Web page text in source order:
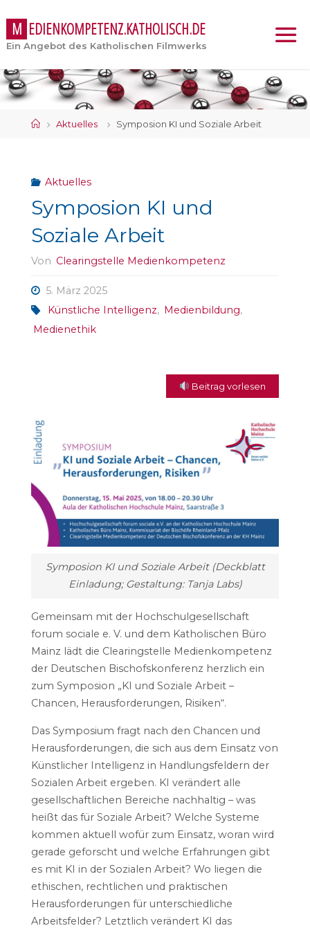
M EDIENKOMPETENZ.KATHOLISCH.DE
Ein Angebot des Katholischen Filmwerks
StartAktuelles Symposion KI und Soziale Arbeit
Aktuelles
Symposion KI und
Soziale Arbeit
Von Clearingstelle Medienkompetenz
5. März 2025
Künstliche Intelligenz, Medienbildung,
Medienethik
Beitrag vorlesen
Symposion KI und Soziale Arbeit (Deckblatt
Einladung; Gestaltung: Tanja Labs)
Gemeinsam mit der Hochschulgesellschaft
forum sociale e. V. und dem Katholischen Büro
Mainz lädt die Clearingstelle Medienkompetenz
der Deutschen Bischofskonferenz herzlich ein
zum Symposion „KI und Soziale Arbeit –
Chancen, Herausforderungen, Risiken“.
Das Symposium fragt nach den Chancen und
Herausforderungen, die sich aus dem Einsatz von
Künstlicher Intelligenz in Handlungsfeldern der
Sozialen Arbeit ergeben. KI verändert alle
gesellschaftlichen Bereiche nachhaltig – was
heißt das für Soziale Arbeit? Welche Systeme
kommen aktuell wofür zum Einsatz, woran wird
gerade geforscht und welche Erfahrungen gibt
es mit KI in der Sozialen Arbeit? Wo liegen die
ethischen, rechtlichen und praktischen
Herausforderungen für unterschiedliche
Arbeitsfelder? Letztlich verändert KI das